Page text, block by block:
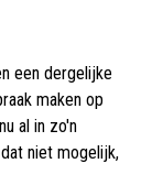
een dergelijke
maken op
al in zo'n
niet mogelijk,